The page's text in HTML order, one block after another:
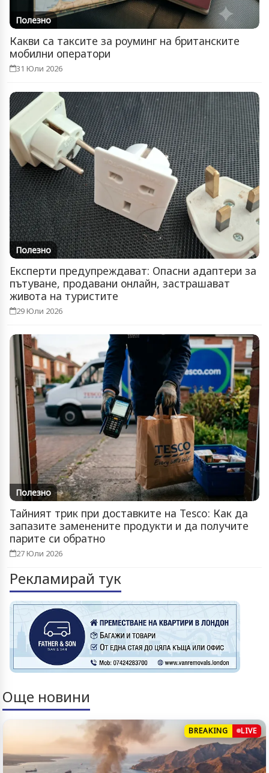
Полезно
Какви са таксите за роуминг на британските
мобилни оператори
31 Юли 2026
Полезно
Експерти предупреждават: Опасни адаптери за
пътуване, продавани онлайн, застрашават
живота на туристите
29 Юли 2026
Полезно
Тайният трик при доставките на Tesco: Как да
запазите заменените продукти и да получите
парите си обратно
27 Юли 2026
Рекламирай тук
Още новини
BREAKING LIVE